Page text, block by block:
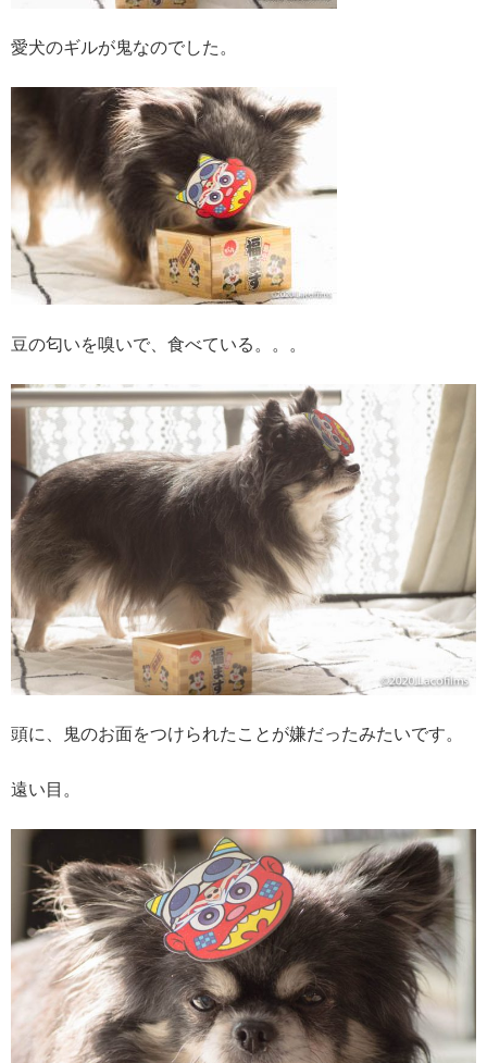
愛犬のギルが鬼なのでした。
豆の匂いを嗅いで、食べている。。。
頭に、鬼のお面をつけられたことが嫌だったみたいです。
遠い目。